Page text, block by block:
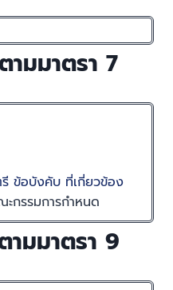
ามมาตรา 7
ข้อบังคับ ที่เกี่ยวข้อง
กรรมการกำหนด
ามมาตรา 9